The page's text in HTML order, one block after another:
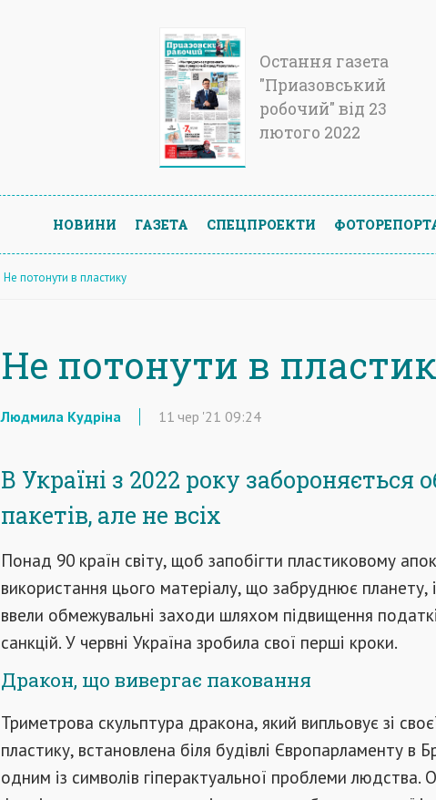
Остання газета
"Приазовський
робочий" від 23
лютого 2022
НОВИНИ ГАЗЕТА СПЕЦПРОЕКТИ
Не потонути в пластику
Не потонути в
Людмила Кудріна 11 чер '21 09:24
В Україні з 2022 року забороняється
пакетів, але не всіх
Понад 90 країн світу, щоб запобігти пластиковому
використання цього матеріалу, що забруднює планету,
ввели обмежувальні заходи шляхом підвищення
санкцій. У червні Україна зробила свої перші кроки.
Дракон, що вивергає паковання
Триметрова скульптура дракона, який випльовує зі
пластику, встановлена ​​біля будівлі Європарламенту в
одним із символів гіперактуальної проблеми людства.